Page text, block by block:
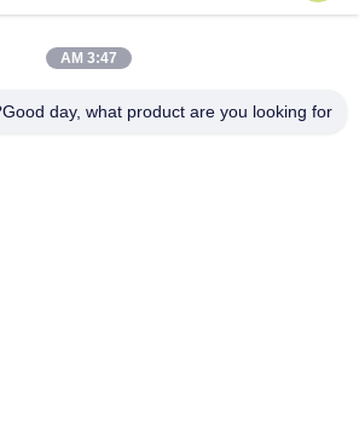
3:47 AM
Good day, what product are you looking for?